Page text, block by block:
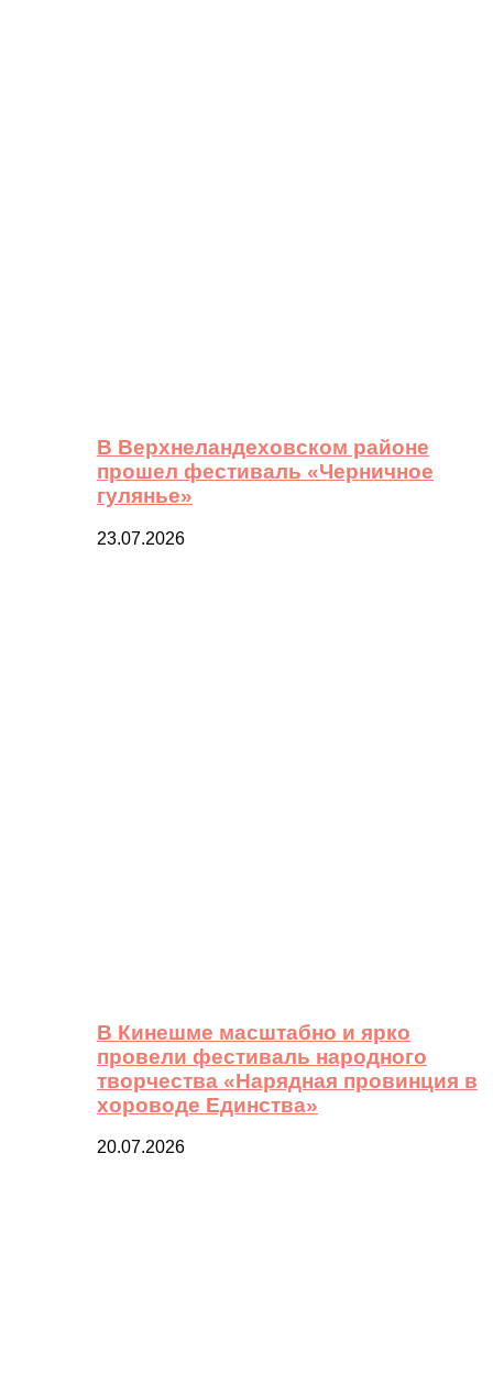
В Верхнеландеховском районе
прошел фестиваль «Черничное
гулянье»
23.07.2026
В Кинешме масштабно и ярко
провели фестиваль народного
творчества «Нарядная провинция в
хороводе Единства»
20.07.2026